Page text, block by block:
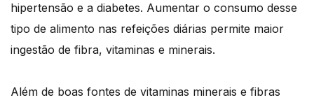
hipertensão e a diabetes. Aumentar o consumo desse
tipo de alimento nas refeições diárias permite maior
ingestão de fibra, vitaminas e minerais.
Além de boas fontes de vitaminas minerais e fibras